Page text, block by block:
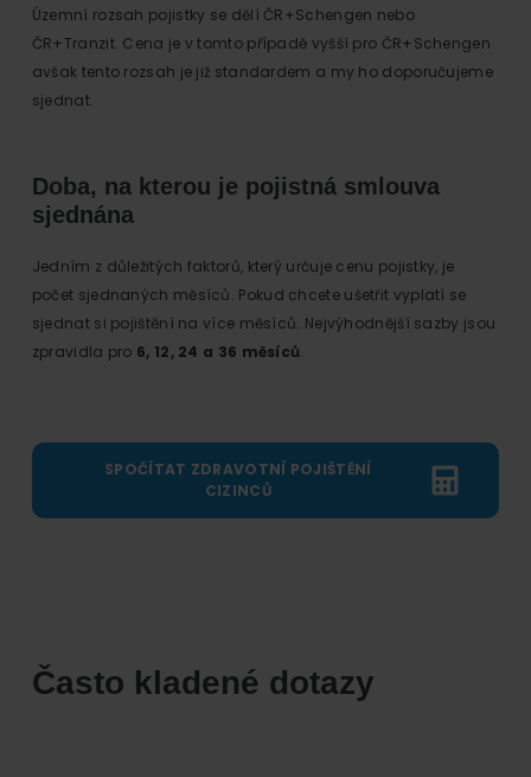
Územní rozsah pojistky se dělí ČR+Schengen nebo
ČR+Tranzit. Cena je v tomto případě vyšší pro ČR+Schengen
avšak tento rozsah je již standardem a my ho doporučujeme
sjednat.
Doba, na kterou je pojistná smlouva
sjednána
Jedním z důležitých faktorů, který určuje cenu pojistky, je
počet sjednaných měsíců. Pokud chcete ušetřit vyplatí se
sjednat si pojištění na více měsíců. Nejvýhodnější sazby jsou
zpravidla pro 6, 12, 24 a 36 měsíců.
SPOČÍTAT ZDRAVOTNÍ POJIŠTĚNÍ
CIZINCŮ
Často kladené dotazy